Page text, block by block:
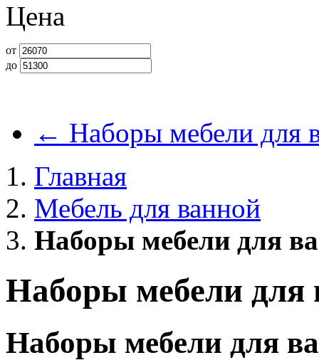
Цена
от
до
← Наборы мебели для
Главная
Мебель для ванной
Наборы мебели для
Наборы мебели для
Наборы мебели для